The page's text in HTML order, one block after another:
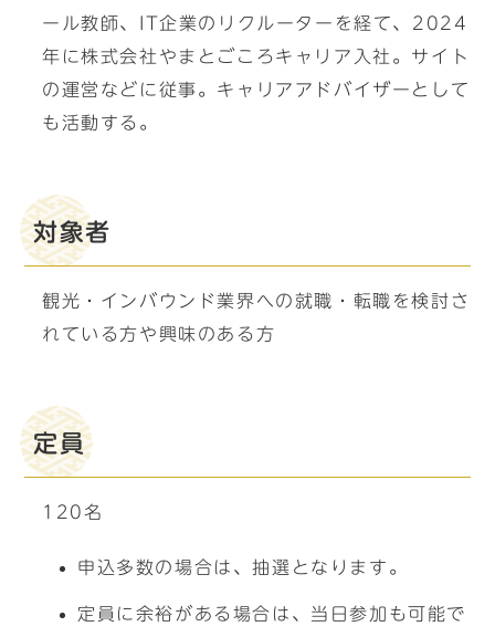
ール教師、IT企業のリクルーターを経て、2024
年に株式会社やまとごころキャリア入社。サイト
の運営などに従事。キャリアアドバイザーとして
も活動する。
対象者
観光・インバウンド業界への就職・転職を検討さ
れている方や興味のある方
定員
120名
申込多数の場合は、抽選となります。
定員に余裕がある場合は、当日参加も可能で